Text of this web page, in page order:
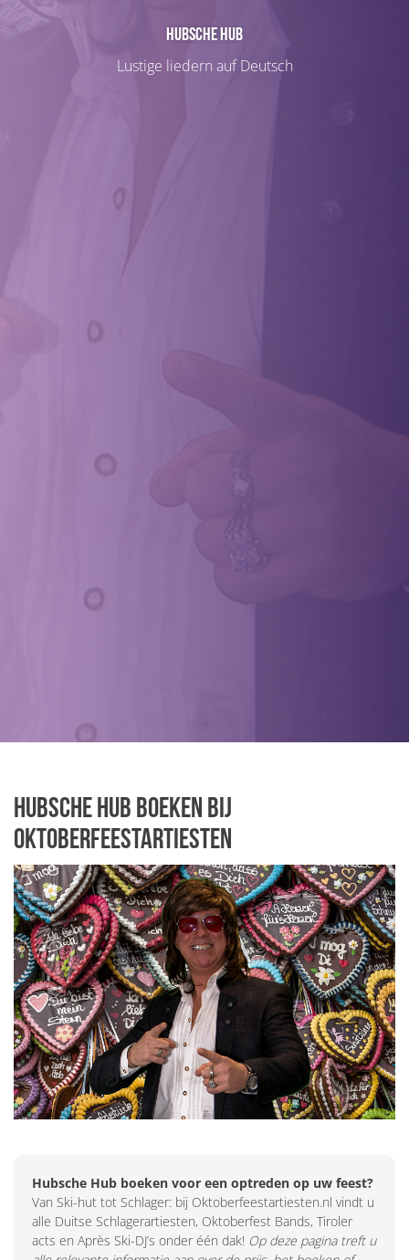
Hubsche Hub
Lustige liedern auf Deutsch
Hubsche Hub boeken bij
Oktoberfeestartiesten
Hubsche Hub boeken voor een optreden op uw feest?
Van Ski-hut tot Schlager: bij Oktoberfeestartiesten.nl vindt u
alle Duitse Schlagerartiesten, Oktoberfest Bands, Tiroler
acts en Après Ski-DJ’s onder één dak! Op deze pagina treft u